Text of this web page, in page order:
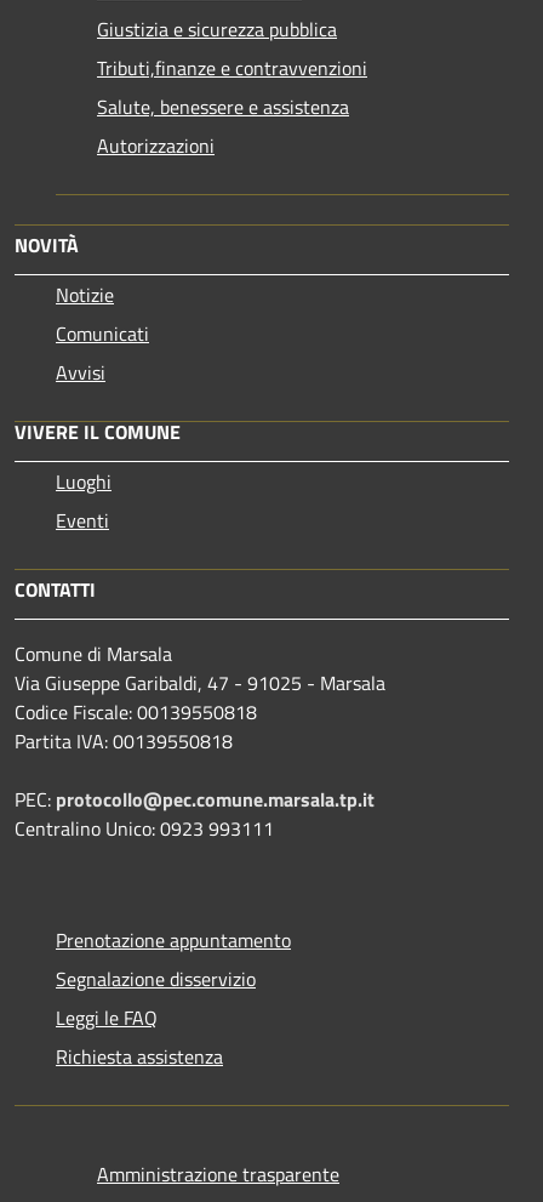
Giustizia e sicurezza pubblica
Tributi,finanze e contravvenzioni
Salute, benessere e assistenza
Autorizzazioni
NOVITÀ
Notizie
Comunicati
Avvisi
VIVERE IL COMUNE
Luoghi
Eventi
CONTATTI
Comune di Marsala
Via Giuseppe Garibaldi, 47 - 91025 - Marsala
Codice Fiscale: 00139550818
Partita IVA: 00139550818
PEC: protocollo@pec.comune.marsala.tp.it
Centralino Unico: 0923 993111
Prenotazione appuntamento
Segnalazione disservizio
Leggi le FAQ
Richiesta assistenza
Amministrazione trasparente